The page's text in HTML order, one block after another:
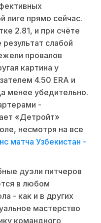
лиге прямо сейчас.
2.81, и при счёте
слабой
провалов
картина у
4.50 ERA и
менее убедительно.
-
«Детройт»
несмотря на все
матча Узбекистан -
дуэли питчеров
в любом
- как и в других
мастерство
командного